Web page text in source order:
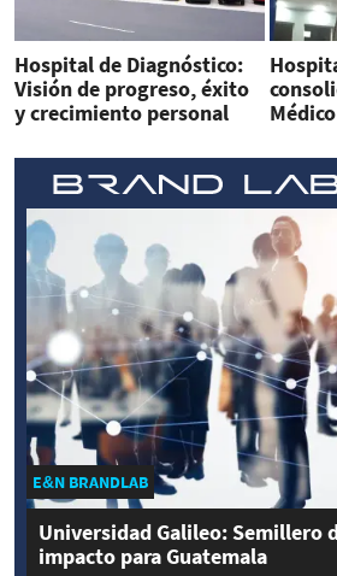
Hospital de Diagnóstico:
Visión de progreso, éxito
y crecimiento personal
E&N BRANDLAB
Universidad Galileo: Semillero
impacto para Guatemala